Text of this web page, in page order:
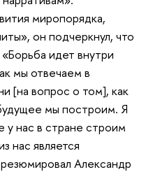
миропорядка,
он подчеркнул, что
идет внутри
мы отвечаем в
[на вопрос о том], как
мы построим. Я
нас в стране строим
нас является
Александр